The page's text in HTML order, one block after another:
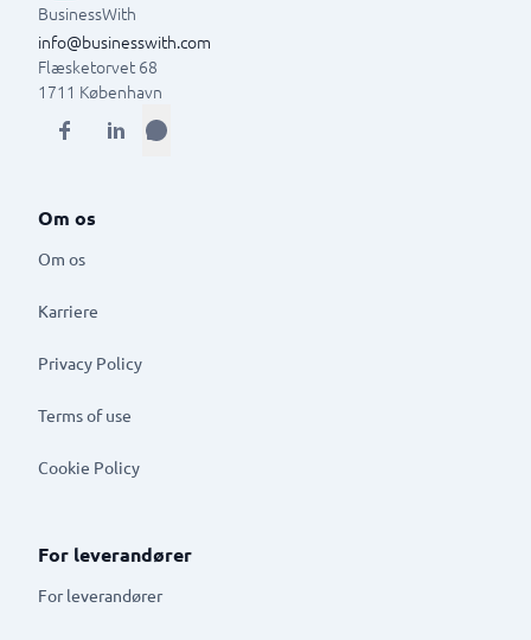
BusinessWith
info@businesswith.com
Flæsketorvet 68
1711 København
Om os
Om os
Karriere
Privacy Policy
Terms of use
Cookie Policy
For leverandører
For leverandører